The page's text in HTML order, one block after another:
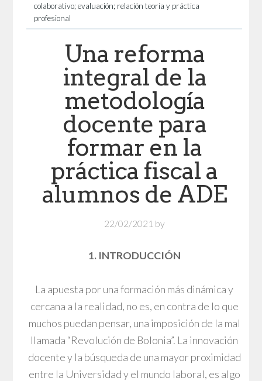
colaborativo; evaluación; relación teoría y práctica
profesional
Una reforma
integral de la
metodología
docente para
formar en la
práctica fiscal a
alumnos de ADE
22/02/2021 by
1. INTRODUCCIÓN
La apuesta por una formación más dinámica y
cercana a la realidad, no es, en contra de lo que
muchos puedan pensar, una imposición de la mal
llamada “Revolución de Bolonia”. La innovación
docente y la búsqueda de una mayor proximidad
entre la Universidad y el mundo laboral, es algo